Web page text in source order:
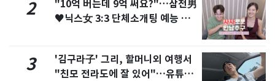
2
"10억 버는데 9억 써요?"…삼전男
♥닉스女 3:3 단체소개팅 예능 화
3
'김구라子' 그리, 할머니외 여행서
"친모 전라도에 잘 있어"…유튜브